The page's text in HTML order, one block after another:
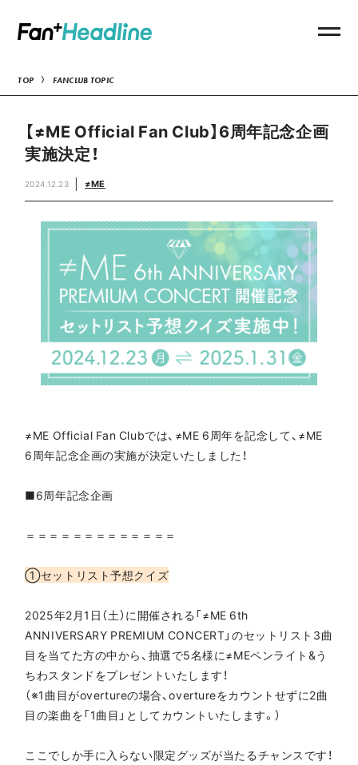
TOP FANCLUB TOPIC
【≠ME Official Fan Club】6周年記念企画
実施決定！
2024.12.23 ≠ME
≠ME Official Fan Clubでは、≠ME 6周年を記念して、≠ME
6周年記念企画の実施が決定いたしました！
■6周年記念企画
＝＝＝＝＝＝＝＝＝＝＝＝＝
①セットリスト予想クイズ
2025年2月1日（土）に開催される「≠ME 6th
ANNIVERSARY PREMIUM CONCERT」のセットリスト3曲
目を当てた方の中から、抽選で5名様に≠MEペンライト&う
ちわスタンドをプレゼントいたします！
（※1曲目がovertureの場合、overtureをカウントせずに2曲
目の楽曲を「1曲目」としてカウントいたします。）
ここでしか手に入らない限定グッズが当たるチャンスです！